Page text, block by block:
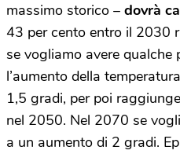
massimo storico – dovrà
43 per cento entro il 2030
se vogliamo avere qualche
l’aumento della
1,5 gradi, per poi
nel 2050. Nel 2070 se
a un aumento di 2 gradi.